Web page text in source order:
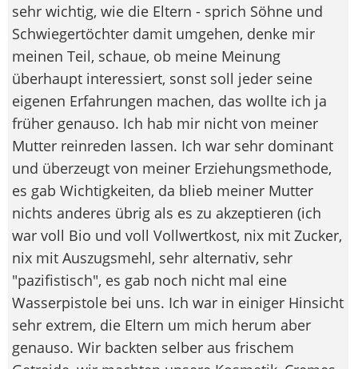
sehr wichtig, wie die Eltern - sprich Söhne und
Schwiegertöchter damit umgehen, denke mir
meinen Teil, schaue, ob meine Meinung
überhaupt interessiert, sonst soll jeder seine
eigenen Erfahrungen machen, das wollte ich ja
früher genauso. Ich hab mir nicht von meiner
Mutter reinreden lassen. Ich war sehr dominant
und überzeugt von meiner Erziehungsmethode,
es gab Wichtigkeiten, da blieb meiner Mutter
nichts anderes übrig als es zu akzeptieren (ich
war voll Bio und voll Vollwertkost, nix mit Zucker,
nix mit Auszugsmehl, sehr alternativ, sehr
"pazifistisch", es gab noch nicht mal eine
Wasserpistole bei uns. Ich war in einiger Hinsicht
sehr extrem, die Eltern um mich herum aber
genauso. Wir backten selber aus frischem